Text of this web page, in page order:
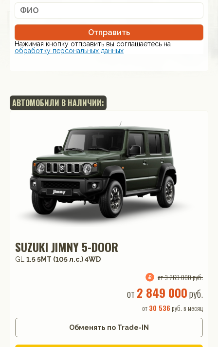
Отправить
Нажимая кнопку отправить вы соглашаетесь на
обработку персональных данных
АВТОМОБИЛИ В НАЛИЧИИ:
SUZUKI JIMNY 5-DOOR
GL 1.5 5MT (105 л.с.) 4WD
от 3 269 000 руб.
от 2 849 000руб.
от30 536 руб. в месяц
Обменять по Trade-IN